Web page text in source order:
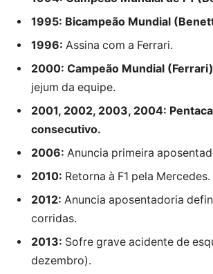
1995: Bicampeão Mundial
1996: Assina com a Ferrari.
2000: Campeão Mundial (Ferrari)
jejum da equipe.
2001, 2002, 2003, 2004:
consecutivo.
2006: Anuncia primeira
2010: Retorna à F1 pela Mercedes.
2012: Anuncia aposentadoria
corridas.
2013: Sofre grave acidente de
dezembro).